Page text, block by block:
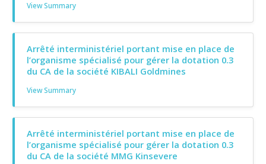
View Summary
Arrêté interministériel portant mise en place de
l’organisme spécialisé pour gérer la dotation 0.3
du CA de la société KIBALI Goldmines
View Summary
Arrêté interministériel portant mise en place de
l’organisme spécialisé pour gérer la dotation 0.3
du CA de la société MMG Kinsevere